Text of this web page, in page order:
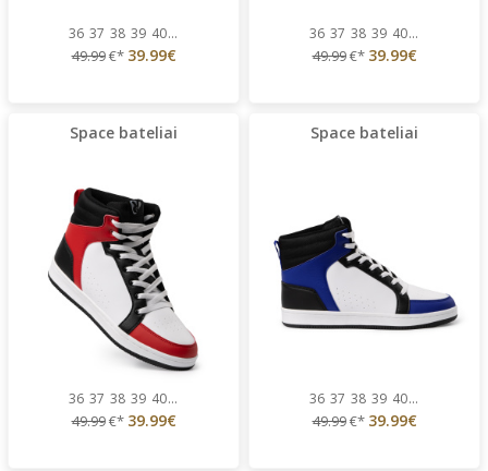
36 37 38 39 40...
49.99€* 39.99€
36 37 38 39 40...
49.99€* 39.99€
Space bateliai
36 37 38 39 40...
49.99€* 39.99€
Space bateliai
36 37 38 39 40...
49.99€* 39.99€